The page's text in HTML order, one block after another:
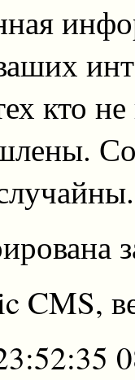
кто
CMS,